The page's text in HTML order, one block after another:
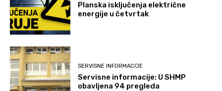
Planska isključenja električne
energije u četvrtak
SERVISNE INFORMACIJE
Servisne informacije: U SHMP
obavljena 94 pregleda